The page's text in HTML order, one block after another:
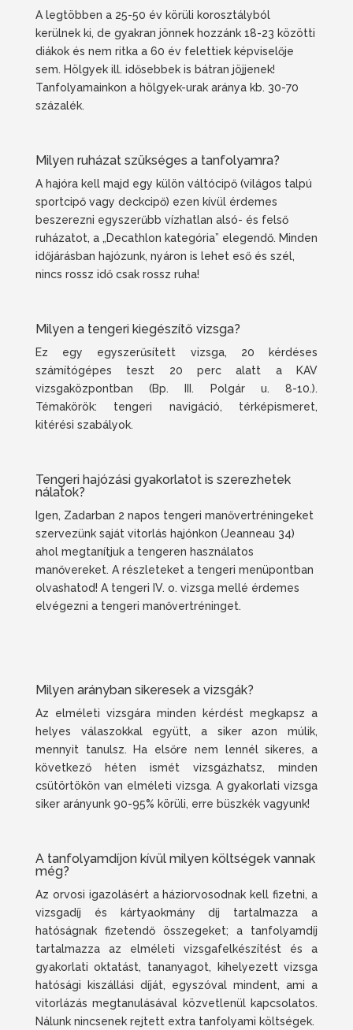
A legtöbben a 25-50 év körüli korosztályból
kerülnek ki, de gyakran jönnek hozzánk 18-23 közötti
diákok és nem ritka a 60 év felettiek képviselője
sem. Hölgyek ill. idősebbek is bátran jöjjenek!
Tanfolyamainkon a hölgyek-urak aránya kb. 30-70
százalék.
Milyen ruházat szükséges a tanfolyamra?
A hajóra kell majd egy külön váltócipő (világos talpú
sportcipő vagy deckcipő) ezen kívül érdemes
beszerezni egyszerűbb vízhatlan alsó- és felső
ruházatot, a „Decathlon kategória” elegendő. Minden
időjárásban hajózunk, nyáron is lehet eső és szél,
nincs rossz idő csak rossz ruha!
Milyen a tengeri kiegészítő vizsga?
Ez egy egyszerűsített vizsga, 20 kérdéses
számítógépes teszt 20 perc alatt a KAV
vizsgaközpontban (Bp. III. Polgár u. 8-10.).
Témakörök: tengeri navigáció, térképismeret,
kitérési szabályok.
Tengeri hajózási gyakorlatot is szerezhetek
nálatok?
Igen, Zadarban 2 napos tengeri manővertréningeket
szervezünk saját vitorlás hajónkon (Jeanneau 34)
ahol megtanítjuk a tengeren használatos
manővereket. A részleteket a tengeri menüpontban
olvashatod! A tengeri IV. o. vizsga mellé érdemes
elvégezni a tengeri manővertréninget.
Milyen arányban sikeresek a vizsgák?
Az elméleti vizsgára minden kérdést megkapsz a
helyes válaszokkal együtt, a siker azon múlik,
mennyit tanulsz. Ha elsőre nem lennél sikeres, a
következő héten ismét vizsgázhatsz, minden
csütörtökön van elméleti vizsga.A gyakorlati vizsga
siker arányunk 90-95% körüli, erre büszkék vagyunk!
A tanfolyamdíjon kívül milyen költségek vannak
még?
Az orvosi igazolásért a háziorvosodnak kell fizetni, a
vizsgadíj és kártyaokmány díj tartalmazza a
hatóságnak fizetendő összegeket; a tanfolyamdíj
tartalmazza az elméleti vizsgafelkészítést és a
gyakorlati oktatást, tananyagot, kihelyezett vizsga
hatósági kiszállási díját, egyszóval mindent, ami a
vitorlázás megtanulásával közvetlenül kapcsolatos.
Nálunk nincsenek rejtett extra tanfolyami költségek.